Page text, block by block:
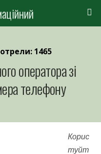
1465
оператора зі
телефону
Корис
туйт